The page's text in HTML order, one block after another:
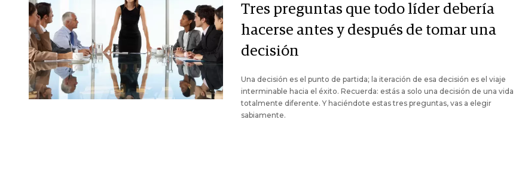
Tres preguntas que todo líder debería
hacerse antes y después de tomar una
decisión
Una decisión es el punto de partida; la iteración de esa decisión es el viaje
interminable hacia el éxito. Recuerda: estás a solo una decisión de una vida
totalmente diferente. Y haciéndote estas tres preguntas, vas a elegir
sabiamente.